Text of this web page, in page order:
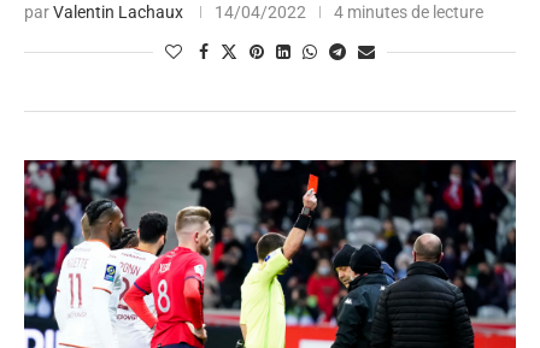
parValentin Lachaux 14/04/2022 4 minutes de lecture